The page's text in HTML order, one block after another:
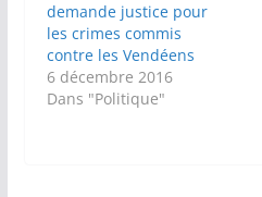
demande justice pour
les crimes commis
contre les Vendéens
6 décembre 2016
Dans "Politique"